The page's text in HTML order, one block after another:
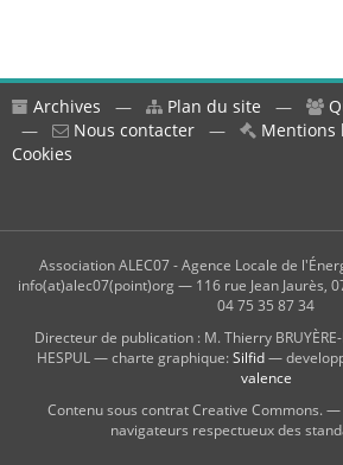
Archives — Plan du site —
—
Nous contacter — Mentions
Cookies
Association ALEC07 - Agence Locale de
info(at)alec07(point)org — 116 rue Jean Jaurès,
04 75 35 87 34
Directeur de publication : M. Thierry
HESPUL — charte graphique:Silfid—
valence
Contenu sous contrat Creative Commons.
navigateurs respectueux des